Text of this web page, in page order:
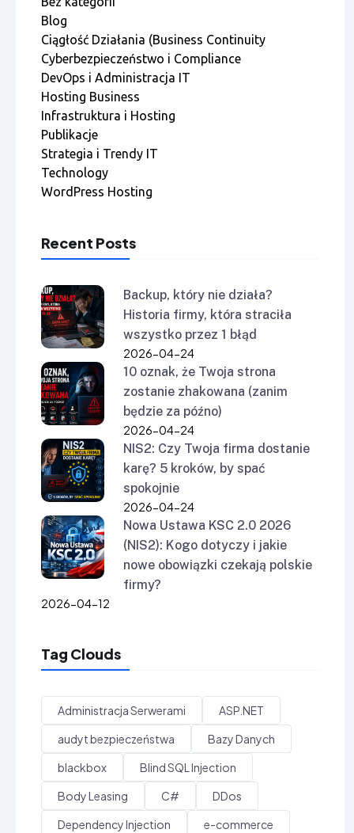
Blog
Ciągłość Działania (Business Continuity
Cyberbezpieczeństwo i Compliance
DevOps i Administracja IT
Hosting Business
Infrastruktura i Hosting
Publikacje
Strategia i Trendy IT
Technology
WordPress Hosting
Recent Posts
Backup, który nie działa?
Historia firmy, która straciła
wszystko przez 1 błąd
2026-04-24
10 oznak, że Twoja strona
zostanie zhakowana (zanim
będzie za późno)
2026-04-24
NIS2: Czy Twoja firma dostanie
karę? 5 kroków, by spać
spokojnie
2026-04-24
Nowa Ustawa KSC 2.0 2026
(NIS2): Kogo dotyczy i jakie
nowe obowiązki czekają polskie
firmy?
2026-04-12
Tag Clouds
Administracja Serwerami
ASP.NET
audyt bezpieczeństwa
Bazy Danych
blackbox
Blind SQL Injection
Body Leasing
C#
DDos
Dependency Injection
e-commerce